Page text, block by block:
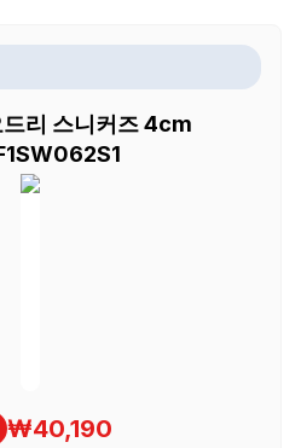
리 스니커즈 4cm
₩40,190